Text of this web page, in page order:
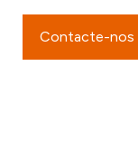
Contacte-nos